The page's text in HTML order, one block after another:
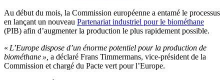
Au début du mois, la Commission européenne a entamé le processus
en lançant un nouveau Partenariat industriel pour le biométhane
(PIB) afin d’augmenter la production le plus rapidement possible.
« L’Europe dispose d’un énorme potentiel pour la production de
biométhane », a déclaré Frans Timmermans, vice-président de la
Commission et chargé du Pacte vert pour l’Europe.